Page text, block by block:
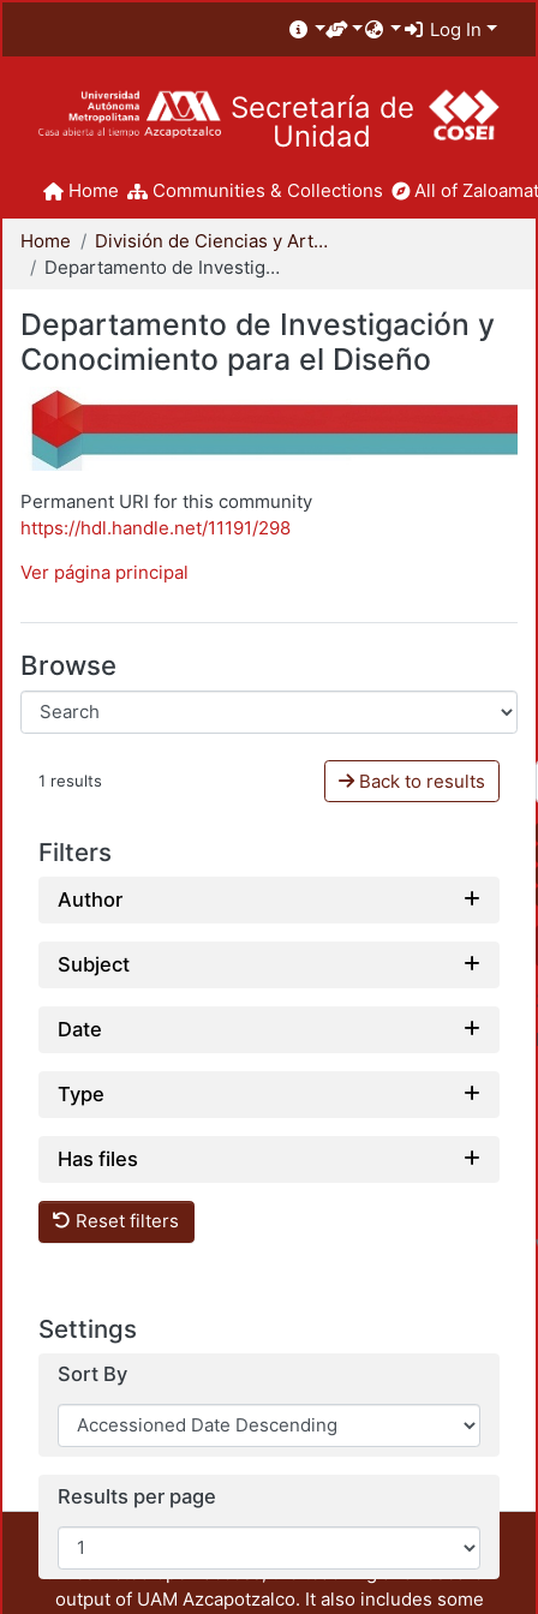
Log In
Secretaría de
Unidad
Home Communities & Collections All of
Home
División de Ciencias y Artes para el Diseño
Departamento de Investigación y Conocimiento para el Diseño
Departamento de Investigación y
Conocimiento para el Diseño
Permanent URI for this community
https://hdl.handle.net/11191/298
Ver página principal
Browse
1 results Back to results
Filters
Author
Subject
Date
Type
Has files
Reset filters
Settings
Sort By
Results per page
This repository preserves and disseminates, in
unrestricted open access, the teaching and research
output of UAM Azcapotzalco. It also includes some